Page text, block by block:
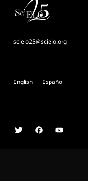
scielo25@scielo.org
English Español